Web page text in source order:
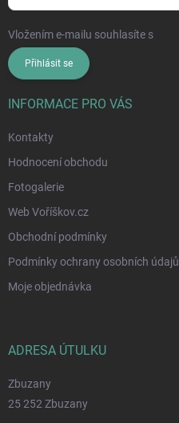
Vložením e-mailu souhlasíte s
Přihlásit se
INFORMACE PRO VÁS
Kontakty
Hodnocení obchodu
Fotogalerie
Web Voříškov.cz
Obchodní podmínky
Podmínky ochrany osobních údajů
Moje objednávka
ADRESA ÚTULKU
Zbuzany
25 252 Zbuzany